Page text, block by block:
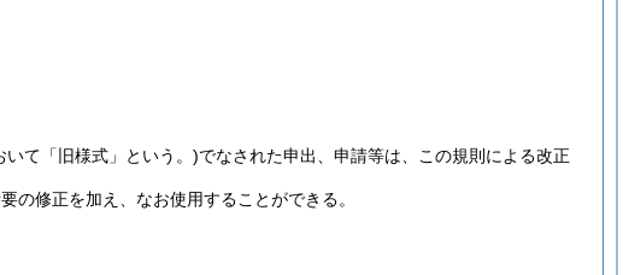
いて「旧様式」という。)でなされた申出、申請等は、この規則による改正
の修正を加え、なお使用することができる。